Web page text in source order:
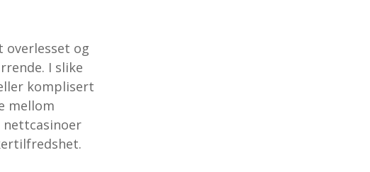
overlesset og
I slike
komplisert
mellom